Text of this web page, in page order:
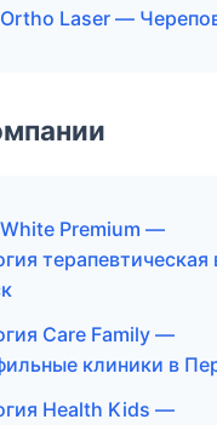
Laser —
Premium —
терапевтическая
Care Family —
клиники в
Health Kids —